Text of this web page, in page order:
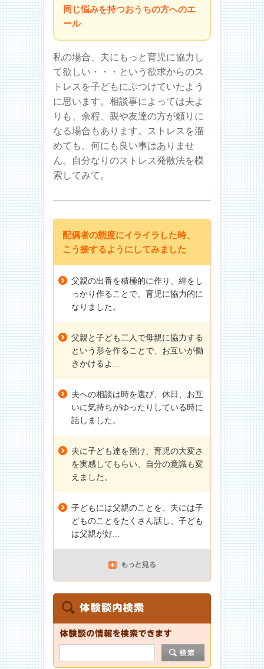
同じ悩みを持つおうちの方へのエ
ール
私の場合、夫にもっと育児に協力し
て欲しい・・・という欲求からのス
トレスを子どもにぶつけていたよう
に思います。相談事によっては夫よ
りも、余程、親や友達の方が頼りに
なる場合もあります。ストレスを溜
めても、何にも良い事はありませ
ん。自分なりのストレス発散法を模
索してみて。
配偶者の態度にイライラした時、
こう接するようにしてみました
父親の出番を積極的に作り、絆をし
っかり作ることで、育児に協力的に
なりました。
父親と子ども二人で母親に協力する
という形を作ることで、お互いが働
きかけるよ...
夫への相談は時を選び、休日、お互
いに気持ちがゆったりしている時に
話しました。
夫に子ども達を預け、育児の大変さ
を実感してもらい、自分の意識も変
えました。
子どもには父親のことを、夫には子
どものことをたくさん話し、子ども
は父親が好...